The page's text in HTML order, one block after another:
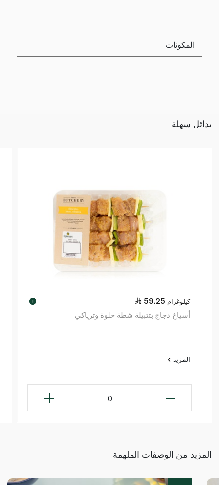
المكونات
بدائل سهلة
59.25 كيلوغرام !
أسياخ دجاج بتتبيلة شطة حلوة وترياكي
المزيد
0
المزيد من الوصفات الملهمة